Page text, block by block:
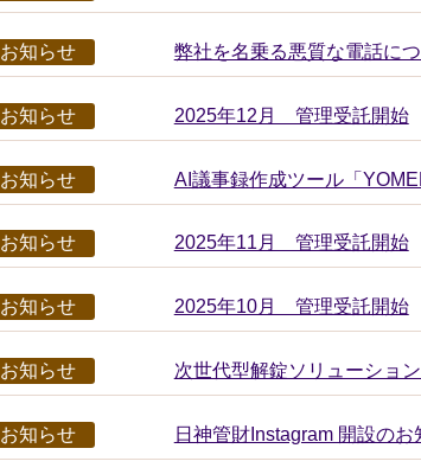
お知らせ 弊社を名乗る悪質な電話に
お知らせ 2025年12月 管理受託開始
お知らせ AI議事録作成ツール「
お知らせ 2025年11月 管理受託開始
お知らせ 2025年10月 管理受託開始
お知らせ 次世代型解錠ソリューショ
お知らせ 日神管財Instagram 開設のお